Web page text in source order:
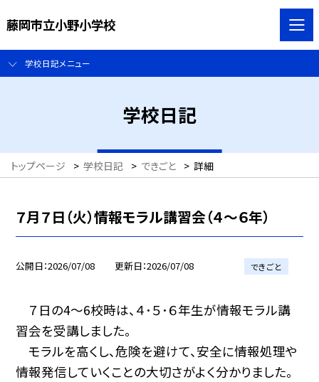
藤岡市立小野小学校
学校日記メニュー
学校日記
トップページ > 学校日記 > できごと > 詳細
７月７日（火）情報モラル講習会（４～６年）
公開日 2026/07/08 更新日 2026/07/08 できごと
７日の4～6校時は、４･５･６年生が情報モラル講
習会を受講しました。
モラルを高くし、危険を避けて、安全に情報処理や
情報発信していくことの大切さがよく分かりました。